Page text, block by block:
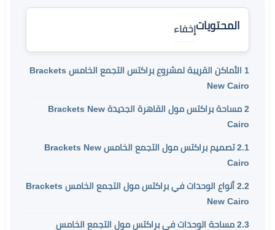
المحتوياتإخفاء
1
الأماكن القريبة لمشروع براكتس التجمع الخامس Brackets
New Cairo
2
مساحة براكتس مول القاهرة الجديدة Brackets New
Cairo
2.1
تصميم براكتس مول التجمع الخامس Brackets New
Cairo
2.2
أنواع الوحدات في براكتس مول التجمع الخامس Brackets
New Cairo
2.3 مساحة الوحدات في براكتس مول التجمع الخامس